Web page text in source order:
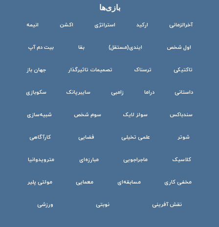
بازی‌ها
آخرالزمانی ارکید استراتژی اکشن انیمه
اول شخص ایندی(مستقل) بقا بیت دم آپ
تاکتیکی ترسناک تصمیمات تاثیرگذار جهان باز
داستانی دراما زامبی سایبرپانک سکوبازی
سندباکس سولز لایک سوم شخص شبیه‌سازی
شوتر علمی تخیلی فضایی کارآگاهی
کلاسیک ماجراجویی مبارزه‌ای مترویدوانیا
مخفی کاری مسابقه‌ای معمایی مولتی پلیر
نقش آفرینی نوبتی ورزشی